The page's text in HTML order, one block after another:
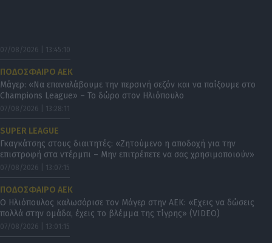
07/08/2026 | 13:45:10
ΠΟΔΟΣΦΑΙΡΟ ΑΕΚ
Μάγερ: «Να επαναλάβουμε την περσινή σεζόν και να παίξουμε στο
Champions League» – Το δώρο στον Ηλιόπουλο
07/08/2026 | 13:28:11
SUPER LEAGUE
Γκαγκάτσης στους διαιτητές: «Zητούμενο η αποδοχή για την
επιστροφή στα ντέρμπι – Μην επιτρέπετε να σας χρησιμοποιούν»
07/08/2026 | 13:07:15
ΠΟΔΟΣΦΑΙΡΟ ΑΕΚ
Ο Ηλιόπουλος καλωσόρισε τον Μάγερ στην ΑΕΚ: «Εχεις να δώσεις
πολλά στην ομάδα, έχεις το βλέμμα της τίγρης» (VIDEO)
07/08/2026 | 13:01:15